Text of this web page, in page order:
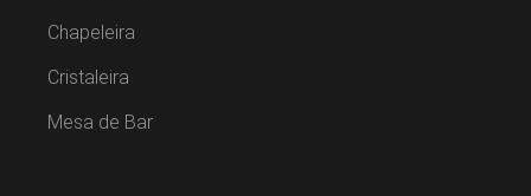
Chapeleira
Cristaleira
Mesa de Bar